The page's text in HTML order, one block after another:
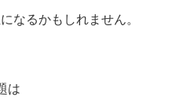
なるかもしれません。
は